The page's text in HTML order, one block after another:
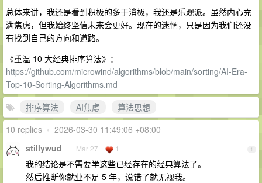
总体来讲，我还是看到积极的多于消极，我还是乐观派。虽然内心充
满焦虑，但我始终坚信未来会更好。现在的迷惘，只是因为我们还没
有找到自己的方向和道路。
《重温 10 大经典排序算法》：
https://github.com/microwind/algorithms/blob/main/sorting/AI-Era-
Top-10-Sorting-Algorithms.md
排序算法
AI焦虑
算法思想
10 replies • 2026-03-30 11:49:06 +08:00
1
stillywud Mar 27 1
我的结论是不需要学这些已经存在的经典算法了。
然后推断你就业不足 5 年，说错了就无视我。